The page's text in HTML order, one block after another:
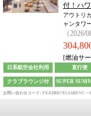
付！ハ
アウトリ
ャンタワ
（2026/
[燃油サ
日系航空会社利用 直行便
クラブラウンジ付 SUPER
お問い合わせコード: TX-EHH5793-IAREVC 一